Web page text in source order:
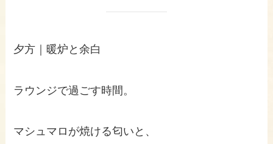
夕方｜暖炉と余白
ラウンジで過ごす時間。
マシュマロが焼ける匂いと、